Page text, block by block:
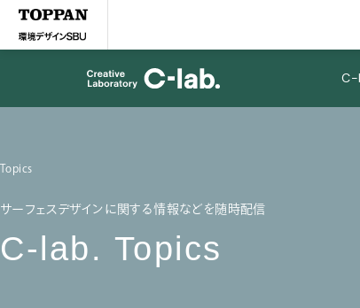
C-
Topics
サーフェスデザインに関する情報などを随時配信
C-lab. Topics